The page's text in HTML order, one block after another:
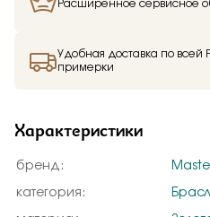
Расширенное сервисное
Удобная доставка по всей
примерки
Характеристики
бренд:
категория: